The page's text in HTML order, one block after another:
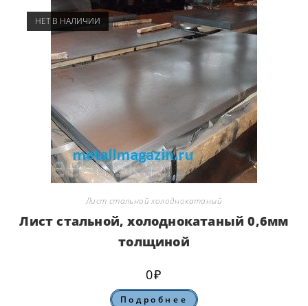
НЕТ В НАЛИЧИИ
Лист стальной холоднокатаный
Лист стальной, холоднокатаный 0,6мм
толщиной
0₽
Подробнее